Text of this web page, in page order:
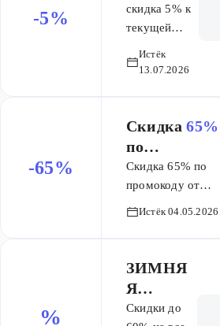
-5%
у
скидка 5% к
текущей
промокоду.
на странице
Истёк
13.07.2026
-65%
Скидка 65%
по
промокоду
(СНГ)
Скидка 65% по
промокоду от
распространяется
СНГ, где есть
Истёк 04.05.2026
%
ЗИМНЯ
Я
РАСПРО
Cкидки до